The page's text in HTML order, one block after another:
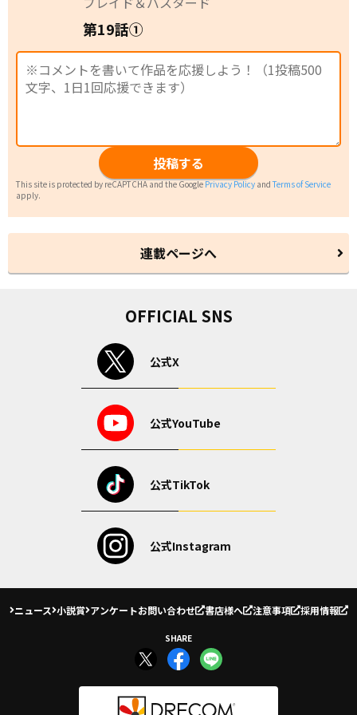
第19話①
投稿する
This site is protected by reCAPTCHA and the GooglePrivacy Policy andTerms of Service
apply.
連載ページへ
OFFICIAL SNS
公式X
公式YouTube
公式TikTok
公式Instagram
ニュース 小説賞 アンケートお問い合わせ 書店様へ 注意事項 採用情報
SHARE